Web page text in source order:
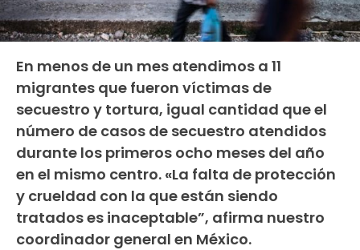
En menos de un mes atendimos a 11
migrantes que fueron víctimas de
secuestro y tortura, igual cantidad que el
número de casos de secuestro atendidos
durante los primeros ocho meses del año
en el mismo centro. «La falta de protección
y crueldad con la que están siendo
tratados es inaceptable”, afirma nuestro
coordinador general en México.